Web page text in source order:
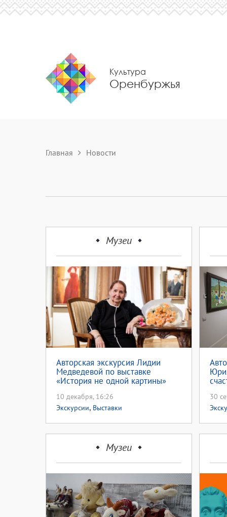
Культура
Оренбуржья
Главная Новости
Музеи
Авторская экскурсия Лидии
Медведевой по выставке
«История не одной картины»
10 декабря, 16:26
Экскурсии, Выставки
30
Музеи